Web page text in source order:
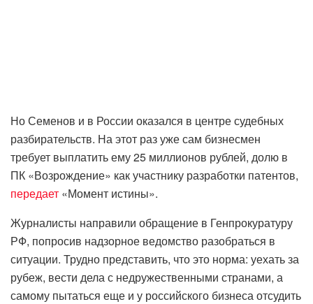
Но Семенов и в России оказался в центре судебных
разбирательств. На этот раз уже сам бизнесмен
требует выплатить ему 25 миллионов рублей, долю в
ПК «Возрождение» как участнику разработки патентов,
передает «Момент истины».
Журналисты направили обращение в Генпрокуратуру
РФ, попросив надзорное ведомство разобраться в
ситуации. Трудно представить, что это норма: уехать за
рубеж, вести дела с недружественными странами, а
самому пытаться еще и у российского бизнеса отсудить